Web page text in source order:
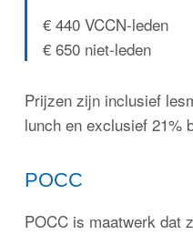
€ 440 VCCN-leden
€ 650 niet-leden
Prijzen zijn inclusief
lunch en exclusief 21%
POCC
POCC is maatwerk dat